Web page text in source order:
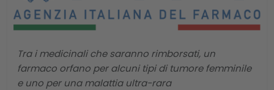
Tra i medicinali che saranno rimborsati, un
farmaco orfano per alcuni tipi di tumore femminile
e uno per una malattia ultra-rara